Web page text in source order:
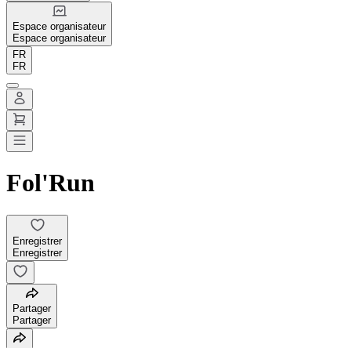
Espace organisateur
Espace organisateur
FR
FR
Fol'Run
Enregistrer
Enregistrer
Partager
Partager